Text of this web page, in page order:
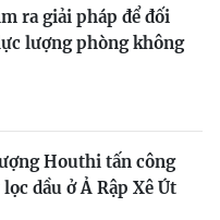
ra giải pháp để đối
lượng phòng không
Houthi tấn công
dầu ở Ả Rập Xê Út